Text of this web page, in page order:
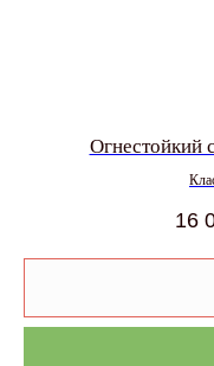
Огнестойкий
16